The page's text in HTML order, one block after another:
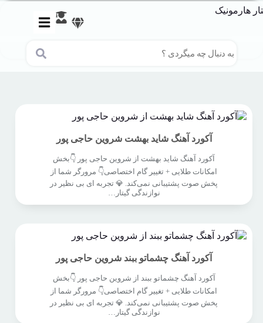
آکورد آهنگ شاید بهشت شروین حاجی پور
آکورد آهنگ شاید بهشت از شروین حاجی پور 👇بخش
امکانات طلایی + تغییر گام اختصاصی👇 مرورگر شما از
پخش صوت پشتیبانی نمی‌کند. 💎 تجربه ای بی نظیر در
نوازندگی گیتار…
آکورد آهنگ چشماتو ببند شروین حاجی پور
آکورد آهنگ چشماتو ببند از شروین حاجی پور 👇بخش
امکانات طلایی + تغییر گام اختصاصی👇 مرورگر شما از
پخش صوت پشتیبانی نمی‌کند. 💎 تجربه ای بی نظیر در
نوازندگی گیتار…